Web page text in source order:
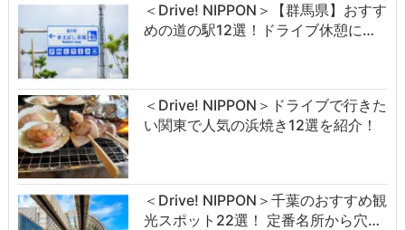
＜Drive! NIPPON＞【群馬県】おすす
めの道の駅12選！ドライブ休憩に…
＜Drive! NIPPON＞ドライブで行きた
い関東で人気の浜焼き12選を紹介！
＜Drive! NIPPON＞千葉のおすすめ観
光スポット22選！ 定番名所から穴…